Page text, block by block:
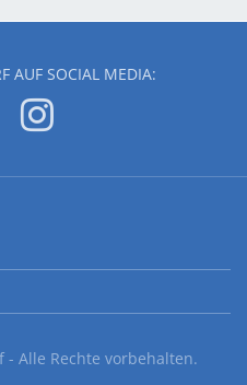
AUF SOCIAL MEDIA:
- Alle Rechte vorbehalten.